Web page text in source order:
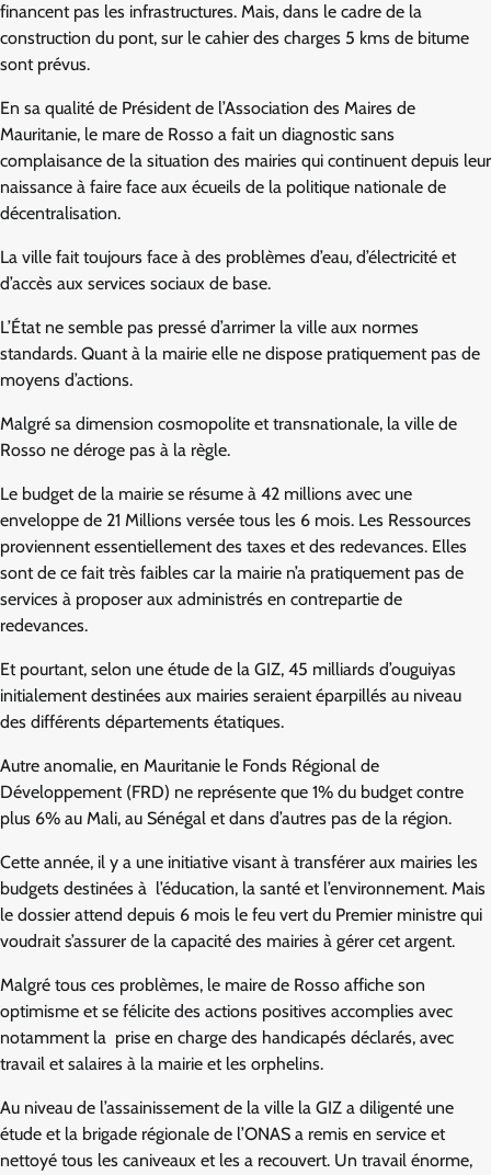
financent pas les infrastructures. Mais, dans le cadre de la
construction du pont, sur le cahier des charges 5 kms de bitume
sont prévus.
En sa qualité de Président de l’Association des Maires de
Mauritanie, le mare de Rosso a fait un diagnostic sans
complaisance de la situation des mairies qui continuent depuis leur
naissance à faire face aux écueils de la politique nationale de
décentralisation.
La ville fait toujours face à des problèmes d’eau, d’électricité et
d’accès aux services sociaux de base.
L’État ne semble pas pressé d’arrimer la ville aux normes
standards. Quant à la mairie elle ne dispose pratiquement pas de
moyens d’actions.
Malgré sa dimension cosmopolite et transnationale, la ville de
Rosso ne déroge pas à la règle.
Le budget de la mairie se résume à 42 millions avec une
enveloppe de 21 Millions versée tous les 6 mois. Les Ressources
proviennent essentiellement des taxes et des redevances. Elles
sont de ce fait très faibles car la mairie n’a pratiquement pas de
services à proposer aux administrés en contrepartie de
redevances.
Et pourtant, selon une étude de la GIZ, 45 milliards d’ouguiyas
initialement destinées aux mairies seraient éparpillés au niveau
des différents départements étatiques.
Autre anomalie, en Mauritanie le Fonds Régional de
Développement (FRD) ne représente que 1% du budget contre
plus 6% au Mali, au Sénégal et dans d’autres pas de la région.
Cette année, il y a une initiative visant à transférer aux mairies les
budgets destinées à l’éducation, la santé et l’environnement. Mais
le dossier attend depuis 6 mois le feu vert du Premier ministre qui
voudrait s’assurer de la capacité des mairies à gérer cet argent.
Malgré tous ces problèmes, le maire de Rosso affiche son
optimisme et se félicite des actions positives accomplies avec
notamment la prise en charge des handicapés déclarés, avec
travail et salaires à la mairie et les orphelins.
Au niveau de l’assainissement de la ville la GIZ a diligenté une
étude et la brigade régionale de l’ONAS a remis en service et
nettoyé tous les caniveaux et les a recouvert. Un travail énorme,